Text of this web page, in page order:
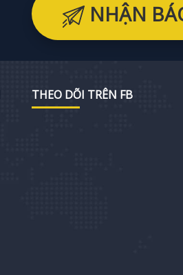
NHẬN
THEO DÕI TRÊN FB